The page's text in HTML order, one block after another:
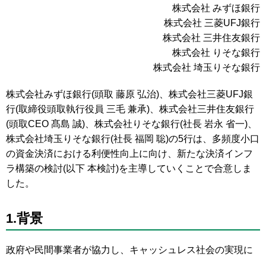
株式会社 みずほ銀行
株式会社 三菱UFJ銀行
株式会社 三井住友銀行
株式会社 りそな銀行
株式会社 埼玉りそな銀行
株式会社みずほ銀行(頭取 藤原 弘治)、株式会社三菱UFJ銀
行(取締役頭取執行役員 三毛 兼承)、株式会社三井住友銀行
(頭取CEO 髙島 誠)、株式会社りそな銀行(社長 岩永 省一)、
株式会社埼玉りそな銀行(社長 福岡 聡)の5行は、多頻度小口
の資金決済における利便性向上に向け、新たな決済インフ
ラ構築の検討(以下 本検討)を主導していくことで合意しま
した。
1.背景
政府や民間事業者が協力し、キャッシュレス社会の実現に